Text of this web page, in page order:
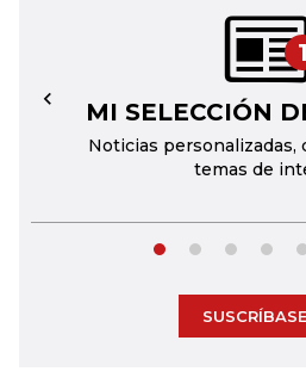
1
MI SELECCIÓN
Noticias personalizadas,
temas de
←